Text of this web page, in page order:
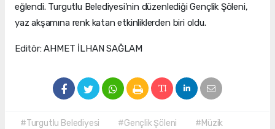
eğlendi. Turgutlu Belediyesi'nin düzenlediği Gençlik Şöleni,
yaz akşamına renk katan etkinliklerden biri oldu.
Editör: AHMET İLHAN SAĞLAM
#Turgutlu Belediyesi #Gençlik Şöleni
#Müzik